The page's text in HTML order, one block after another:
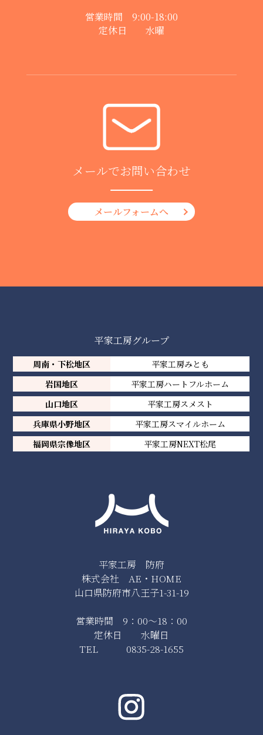
営業時間 9:00-18:00
定休日 水曜
メールでお問い合わせ
メールフォームへ
平家工房 防府
株式会社 AE・HOME
山口県防府市八王子1-31-19
営業時間 9：00～18：00
定休日 水曜日
TEL 0835-28-1655
平家工房グループ
周南・下松地区
平家工房みとも
岩国地区
平家工房ハートフルホーム
山口地区
平家工房スメスト
兵庫県小野地区
平家工房スマイルホーム
福岡県宗像地区
平家工房NEXT松尾